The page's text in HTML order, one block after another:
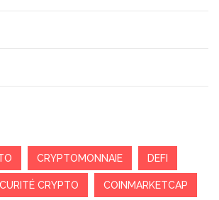
CRYPTOMONNAIE DEFI
CRYPTO COINMARKETCAP